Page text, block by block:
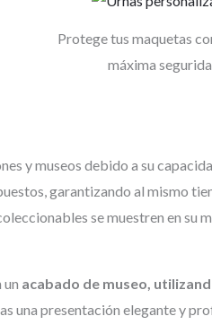
Protege tus maquetas
máxima
y museos debido a su
garantizando al mismo
se muestren en su
un acabado de museo,
una presentación elegante y